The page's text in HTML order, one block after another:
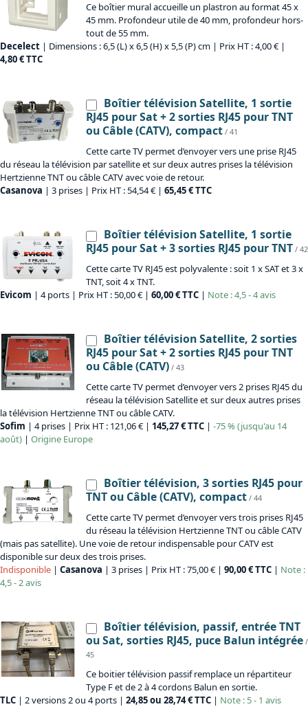
Ce boîtier mural accueille un plastron au format 45 x
45 mm. Profondeur utile de 40 mm, profondeur hors-
tout de 55 mm.
Decelect | Dimensions : 6,5 (L) x 6,5 (H) x 5,5 (P) cm | Prix HT : 4,00 € |
4,80 € TTC
Boîtier télévision Satellite, 1 sortie
RJ45 pour Sat + 2 sorties RJ45 pour TNT
ou Câble (CATV), compact / 41
Cette carte TV permet d’envoyer vers une prise RJ45
du réseau la télévision par satellite et sur deux autres prises la télévision
Hertzienne TNT ou câble CATV avec voie de retour.
Casanova | 3 prises | Prix HT : 54,54 € | 65,45 € TTC
Boîtier télévision Satellite, 1 sortie
RJ45 pour Sat + 3 sorties RJ45 pour TNT / 42
Cette carte TV RJ45 est polyvalente : soit 1 x SAT et 3 x
TNT, soit 4 x TNT.
Evicom | 4 ports | Prix HT : 50,00 € | 60,00 € TTC | Note : 4,5 - 4 avis
Boîtier télévision Satellite, 2 sorties
RJ45 pour Sat + 2 sorties RJ45 pour TNT
ou Câble (CATV) / 43
Cette carte TV permet d’envoyer vers 2 prises RJ45 du
réseau la télévision Satellite et sur deux autres prises
la télévision Hertzienne TNT ou câble CATV.
Sofim | 4 prises | Prix HT : 121,06 € | 145,27 € TTC | -75 % (jusqu'au 14
août) | Origine Europe
Boîtier télévision, 3 sorties RJ45 pour
TNT ou Câble (CATV), compact / 44
Cette carte TV permet d’envoyer vers trois prises RJ45
du réseau la télévision Hertzienne TNT ou câble CATV
(mais pas satellite). Une voie de retour indispensable pour CATV est
disponible sur deux des trois prises.
Indisponible | Casanova | 3 prises | Prix HT : 75,00 € | 90,00 € TTC | Note :
4,5 - 2 avis
Boîtier télévision, passif, entrée TNT
ou Sat, sorties RJ45, puce Balun intégrée /
45
Ce boitier télévision passif remplace un répartiteur
Type F et de 2 à 4 cordons Balun en sortie.
TLC | 2 versions 2 ou 4 ports | 24,85 ou 28,74 € TTC | Note : 5 - 1 avis